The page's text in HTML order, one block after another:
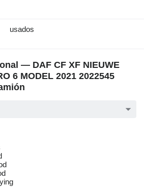
usados
— DAF CF XF NIEUWE
6 MODEL 2021 2022545